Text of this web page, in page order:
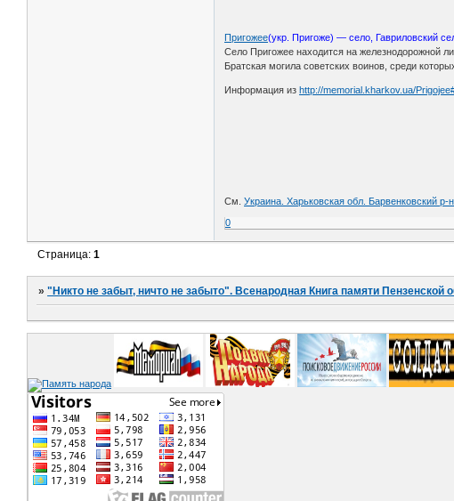
Пригожее(укр. Пригоже) — село, Гавриловский
Село Пригожее находится на железнодорожной
Братская могила советских воинов, среди
Информация изhttp://memorial.kharkov.ua/
См.Украина. Харьковская обл. Барвенковский
0
Страница:1
»"Никто не забыт, ничто не забыто". Всенародная Книга памяти Пензенской